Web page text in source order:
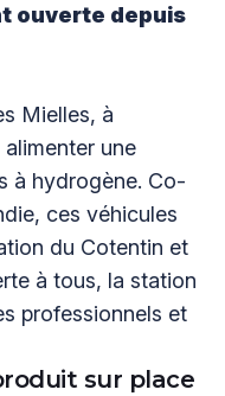
ouverte depuis
Mielles, à
une
à hydrogène. Co-
ces véhicules
du Cotentin et
à tous, la station
professionnels et
sur place